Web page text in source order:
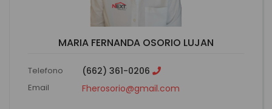
MARIA FERNANDA OSORIO LUJAN
Telefono (662) 361-0206
Email Fherosorio@gmail.com